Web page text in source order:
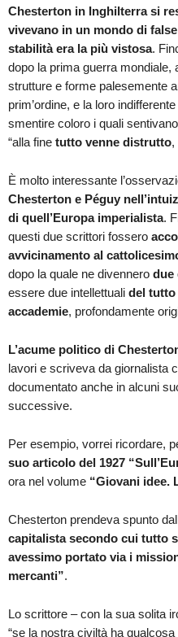
Chesterton in Inghilterra si
vivevano in un mondo di
stabilità era la più vistosa.
dopo la prima guerra mondiale,
strutture e forme palesemente
prim’ordine, e la loro
smentire coloro i quali
“alla fine tutto venne distrutto,
È molto interessante
Chesterton e Péguy
di quell’Europa imperialista.
questi due scrittori fossero
avvicinamento al
dopo la quale ne divennero due
essere due intellettuali del tutto
accademie, profondamente
L’acume politico di
lavori e scriveva da giornalista
documentato anche in alcuni
successive.
Per esempio, vorrei ricordare,
suo articolo del 1927
ora nel volume “Giovani idee.
Chesterton prendeva spunto
capitalista secondo cui tutto
avessimo portato via i
mercanti”.
Lo scrittore – con la sua solita
“se la nostra civiltà ha